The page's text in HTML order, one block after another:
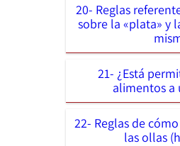
20- Reglas
sobre la «plata» y
21- ¿Está
alimentos a
22- Reglas de
las ollas